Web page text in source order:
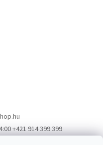
+421 914 399 399